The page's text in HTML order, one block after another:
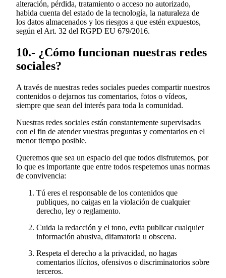
alteración, pérdida, tratamiento o acceso no autorizado,
habida cuenta del estado de la tecnología, la naturaleza de
los datos almacenados y los riesgos a que estén expuestos,
según el Art. 32 del RGPD EU 679/2016.
10.- ¿Cómo funcionan nuestras redes
sociales?
A través de nuestras redes sociales puedes compartir nuestros
contenidos o dejarnos tus comentarios, fotos o vídeos,
siempre que sean del interés para toda la comunidad.
Nuestras redes sociales están constantemente supervisadas
con el fin de atender vuestras preguntas y comentarios en el
menor tiempo posible.
Queremos que sea un espacio del que todos disfrutemos, por
lo que es importante que entre todos respetemos unas normas
de convivencia:
Tú eres el responsable de los contenidos que
publiques, no caigas en la violación de cualquier
derecho, ley o reglamento.
Cuida la redacción y el tono, evita publicar cualquier
información abusiva, difamatoria u obscena.
Respeta el derecho a la privacidad, no hagas
comentarios ilícitos, ofensivos o discriminatorios sobre
terceros.